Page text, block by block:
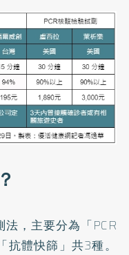
，主要分為「PCR
體快篩」共3種。